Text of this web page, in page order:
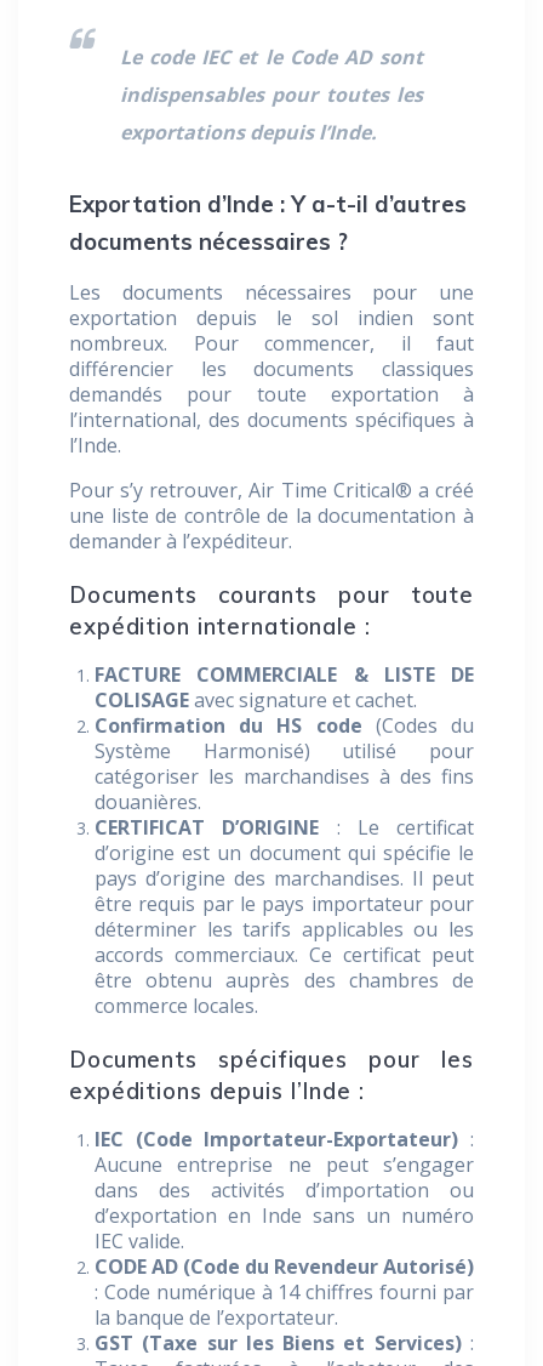
Le code IEC et le Code AD sont
indispensables pour toutes les
exportations depuis l’Inde.
Exportation d’Inde : Y a-t-il d’autres
documents nécessaires ?
Les documents nécessaires pour une
exportation depuis le sol indien sont
nombreux. Pour commencer, il faut
différencier les documents classiques
demandés pour toute exportation à
l’international, des documents spécifiques à
l’Inde.
Pour s’y retrouver, Air Time Critical® a créé
une liste de contrôle de la documentation à
demander à l’expéditeur.
Documents courants pour toute
expédition internationale :
FACTURE COMMERCIALE & LISTE DE
COLISAGEavec signature et cachet.
Confirmation du HS code (Codes du
Système Harmonisé) utilisé pour
catégoriser les marchandises à des fins
douanières.
CERTIFICAT D’ORIGINE : Le certificat
d’origine est un document qui spécifie le
pays d’origine des marchandises. Il peut
être requis par le pays importateur pour
déterminer les tarifs applicables ou les
accords commerciaux. Ce certificat peut
être obtenu auprès des chambres de
commerce locales.
Documents spécifiques pour les
expéditions depuis l’Inde :
IEC (Code Importateur-Exportateur) :
Aucune entreprise ne peut s’engager
dans des activités d’importation ou
d’exportation en Inde sans un numéro
IEC valide.
CODE AD (Code du Revendeur Autorisé)
: Code numérique à 14 chiffres fourni par
la banque de l’exportateur.
GST (Taxe sur les Biens et Services):